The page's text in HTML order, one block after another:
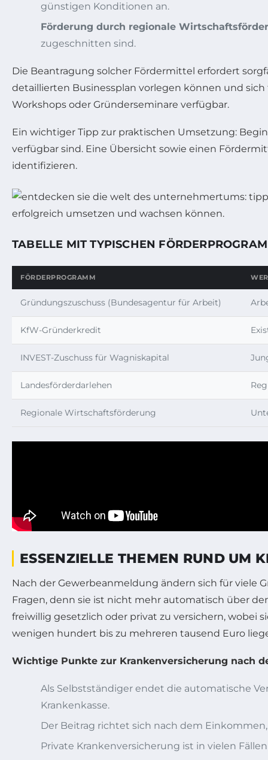
günstigen Konditionen an.
Förderung durch regionale
zugeschnitten sind.
Die Beantragung solcher Fördermittel erfordert
detaillierten Businessplan vorlegen können und
Workshops oder Gründerseminare verfügbar.
Ein wichtiger Tipp zur praktischen Umsetzung:
verfügbar sind. Eine Übersicht sowie einen
identifizieren.
TABELLE MIT TYPISCHEN
FÖRDERPROGRAMM
Gründungszuschuss (Bundesagentur für Arbeit)
KfW-Gründerkredit
INVEST-Zuschuss für Wagniskapital
Landesförderdarlehen
Regionale Wirtschaftsförderung
ESSENZIELLE THEMEN RUND UM
Nach der Gewerbeanmeldung ändern sich für viele
Fragen, denn sie ist nicht mehr automatisch über
freiwillig gesetzlich oder privat zu versichern, wobei
wenigen hundert bis zu mehreren tausend Euro
Wichtige Punkte zur Krankenversicherung nach
Als Selbstständiger endet die automatische
Krankenkasse.
Der Beitrag richtet sich nach dem
Private Krankenversicherung ist in vielen